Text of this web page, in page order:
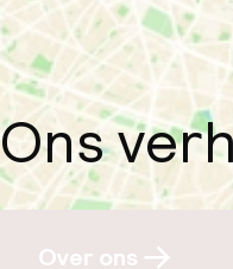
Ons
Over ons